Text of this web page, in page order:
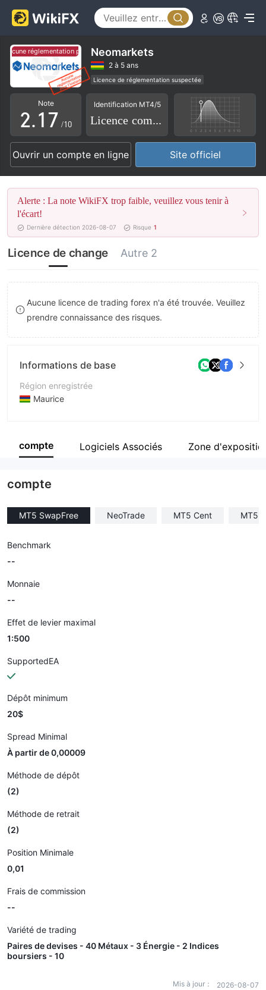
réglementation pour l'instant. Aucune réglementation pour l'instant.
Neomarkets
2 à 5 ans
Licence de réglementation suspectée
Etiquette principale MT5
Affaires mondiales
Risque élevé potentiel
Note
0
1
2
3
4
5
6
7
8
9
.
0
1
2
3
4
5
6
7
8
9
3
4
5
6
7
8
9
/10
Identification MT4/5
Licence complète
Ouvrir un compte en ligne Site officiel
Alerte : La note WikiFX trop faible, veuillez vous tenir à
l'écart!
Dernière détection 2026-08-07 Risque 1
Licence de change Autre 2
Aucune licence de trading forex n'a été trouvée. Veuillez
prendre connaissance des risques.
Informations de base
Région enregistrée
Maurice
Société
compte Logiciels Associés Zone
compte
MT5 SwapFree NeoTrade MT5 Cent MT5
Benchmark
--
Monnaie
--
Effet de levier maximal
1:500
SupportedEA
Dépôt minimum
20$
Spread Minimal
À partir de 0,00009
Méthode de dépôt
(2)
Méthode de retrait
(2)
Position Minimale
0,01
Frais de commission
--
Variété de trading
Paires de devises - 40 Métaux - 3 Énergie - 2 Indices
boursiers - 10
Mis à jour： 2026-08-07